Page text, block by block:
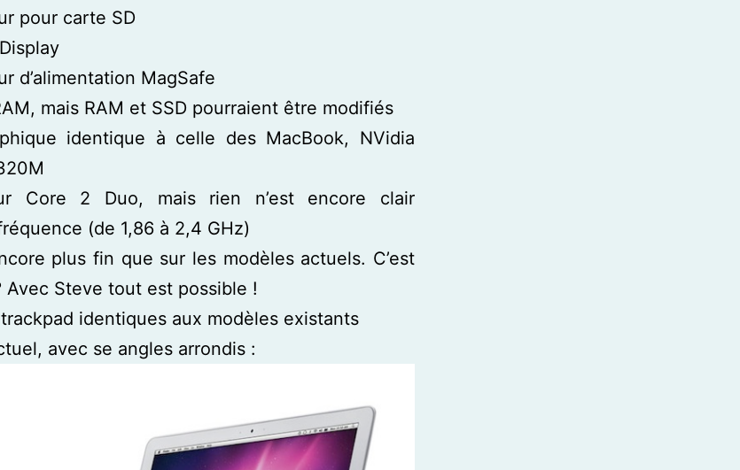
pour carte SD
d’alimentation MagSafe
mais RAM et SSD pourraient être modifiés
identique à celle des MacBook, NVidia
Core 2 Duo, mais rien n’est encore clair
(de 1,86 à 2,4 GHz)
plus fin que sur les modèles actuels. C’est
Avec Steve tout est possible !
identiques aux modèles existants
avec se angles arrondis :